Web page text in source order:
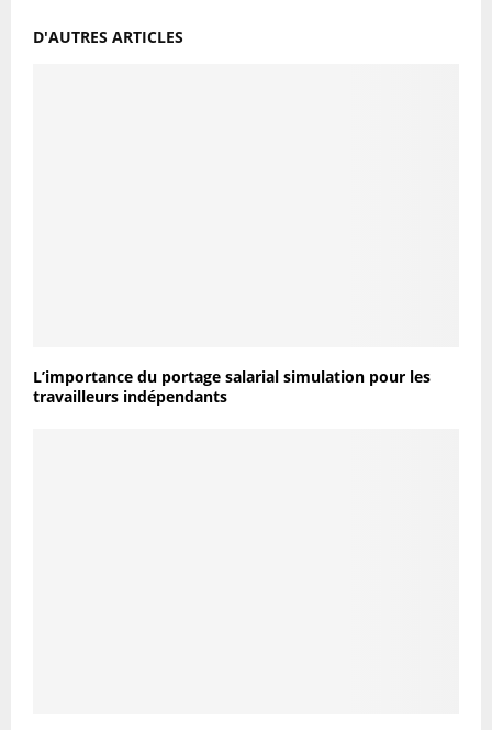
D'AUTRES ARTICLES
L’importance du portage salarial simulation pour les
travailleurs indépendants